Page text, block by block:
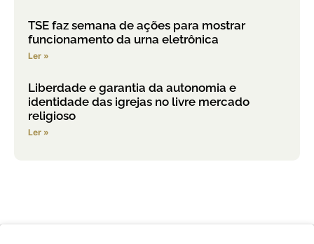
TSE faz semana de ações para mostrar
funcionamento da urna eletrônica
Ler »
Liberdade e garantia da autonomia e
identidade das igrejas no livre mercado
religioso
Ler »